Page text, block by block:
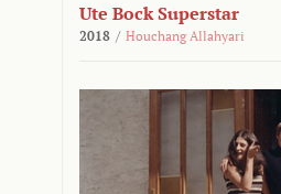
Ute Bock Superstar
2018 / Houchang Allahyari